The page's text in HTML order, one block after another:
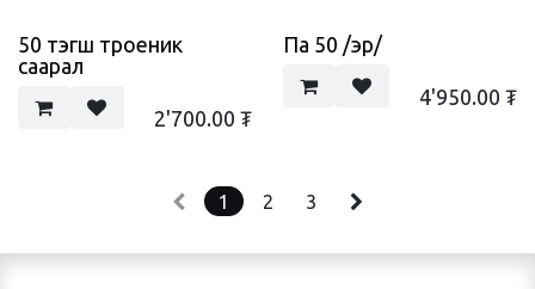
50 тэгш троеник
саарал
2'700.00 ₮
Па 50 /эр/
4'950.00 ₮
1 2 3